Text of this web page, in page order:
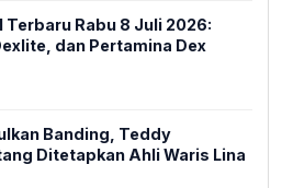
Terbaru Rabu 8 Juli 2026:
dan Pertamina Dex
Banding, Teddy
Ditetapkan Ahli Waris Lina